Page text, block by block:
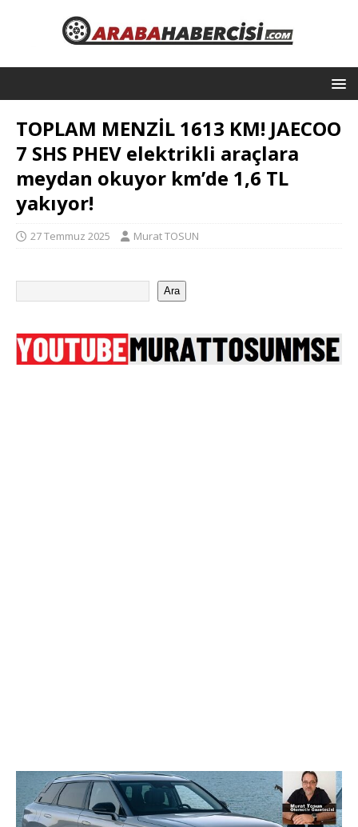
TOPLAM MENZİL 1613 KM! JAECOO
7 SHS PHEV elektrikli araçlara
meydan okuyor km’de 1,6 TL
yakıyor!
27 Temmuz 2025 Murat TOSUN
Ara